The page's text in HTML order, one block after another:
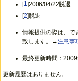
[1]2006/04/22脱退
[2]脱退
情報提供の際は、で
致します。→注意事
最終更新時間：
更新履歴はありません。